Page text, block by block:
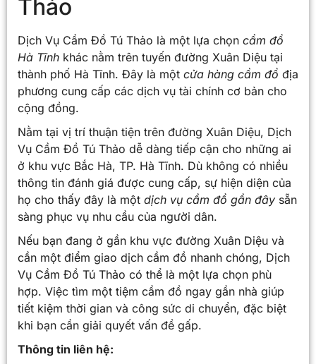
Thảo
Dịch Vụ Cầm Đồ Tú Thảo là một lựa chọn cầm đồ
Hà Tĩnh khác nằm trên tuyến đường Xuân Diệu tại
thành phố Hà Tĩnh. Đây là một cửa hàng cầm đồ địa
phương cung cấp các dịch vụ tài chính cơ bản cho
cộng đồng.
Nằm tại vị trí thuận tiện trên đường Xuân Diệu, Dịch
Vụ Cầm Đồ Tú Thảo dễ dàng tiếp cận cho những ai
ở khu vực Bắc Hà, TP. Hà Tĩnh. Dù không có nhiều
thông tin đánh giá được cung cấp, sự hiện diện của
họ cho thấy đây là một dịch vụ cầm đồ gần đây sẵn
sàng phục vụ nhu cầu của người dân.
Nếu bạn đang ở gần khu vực đường Xuân Diệu và
cần một điểm giao dịch cầm đồ nhanh chóng, Dịch
Vụ Cầm Đồ Tú Thảo có thể là một lựa chọn phù
hợp. Việc tìm một tiệm cầm đồ ngay gần nhà giúp
tiết kiệm thời gian và công sức di chuyển, đặc biệt
khi bạn cần giải quyết vấn đề gấp.
Thông tin liên hệ: